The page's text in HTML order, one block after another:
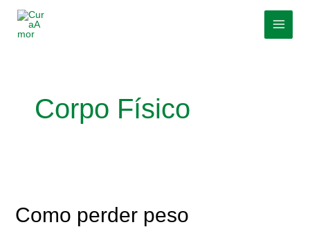
content
Corpo Físico
Como perder peso
peso